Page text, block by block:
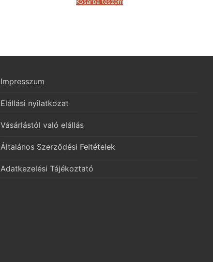
Kosárba teszem
Impresszum
Elállási nyilatkozat
Vásárlástól való elállás
Általános Szerződési Feltételek
Adatkezelési Tájékoztató